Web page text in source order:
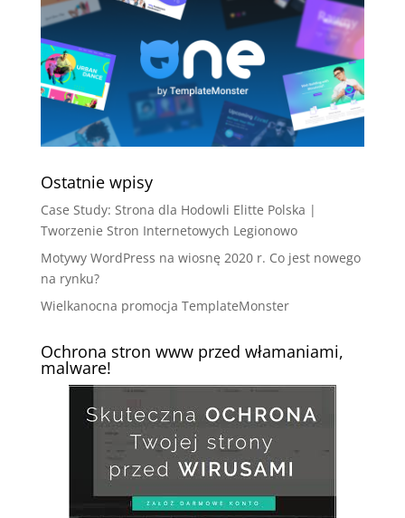
Ostatnie wpisy
Case Study: Strona dla Hodowli Elitte Polska |
Tworzenie Stron Internetowych Legionowo
Motywy WordPress na wiosnę 2020 r. Co jest nowego
na rynku?
Wielkanocna promocja TemplateMonster
Ochrona stron www przed włamaniami,
malware!